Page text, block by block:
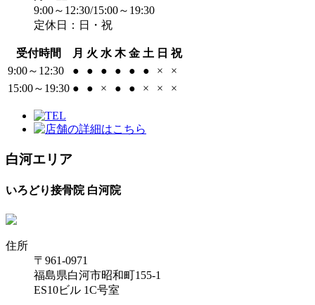
9:00～12:30/15:00～19:30
定休日：日・祝
受付時間 月 火 水 木 金 土 日 祝
9:00～12:30
● ● ● ● ● ● ×
×
15:00～19:30 ● ● × ● ● × × ×
白河エリア
いろどり接骨院 白河院
住所
〒961-0971
福島県白河市昭和町155-1
ES10ビル 1C号室